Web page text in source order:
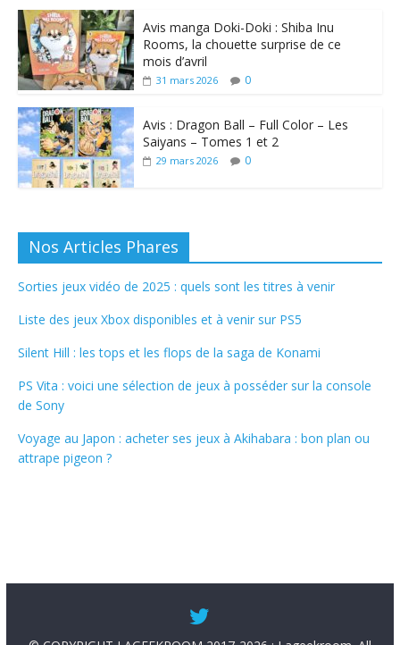
Avis manga Doki-Doki : Shiba Inu
Rooms, la chouette surprise de ce
mois d’avril
31 mars 2026 0
Avis : Dragon Ball – Full Color – Les
Saiyans – Tomes 1 et 2
29 mars 2026 0
Nos Articles Phares
Sorties jeux vidéo de 2025 : quels sont les titres à venir
Liste des jeux Xbox disponibles et à venir sur PS5
Silent Hill : les tops et les flops de la saga de Konami
PS Vita : voici une sélection de jeux à posséder sur la console
de Sony
Voyage au Japon : acheter ses jeux à Akihabara : bon plan ou
attrape pigeon ?